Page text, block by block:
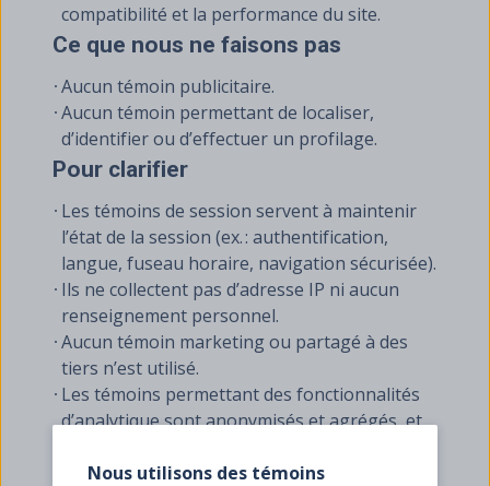
Nous utilisons des témoins
compatibilité et la performance du site.
Ce que nous ne faisons pas
Aucun témoin publicitaire.
Aucun témoin permettant de localiser,
d’identifier ou d’effectuer un profilage.
Pour clarifier
Les témoins de session servent à maintenir
l’état de la session (ex. : authentification,
langue, fuseau horaire, navigation sécurisée).
Ils ne collectent pas d’adresse IP ni aucun
renseignement personnel.
Aucun témoin marketing ou partagé à des
tiers n’est utilisé.
Les témoins permettant des fonctionnalités
d’analytique sont anonymisés et agrégés, et